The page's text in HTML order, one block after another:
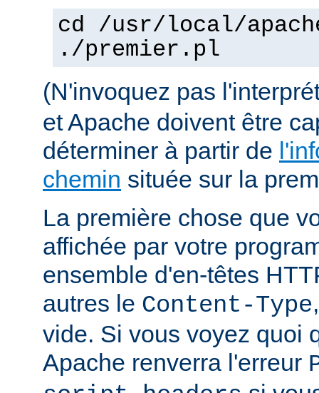
cd /usr/local/
./premier.pl
(N'invoquez pas
et Apache doivent être
déterminer à partir de
chemin située sur la
La première chose que
affichée par votre
ensemble d'en-têtes
autres le Content-Type
vide. Si vous voyez quoi
Apache renverra l'erreur